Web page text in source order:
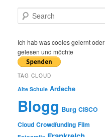
e
r
c
h
Ich hab was cooles gelernt oder
gelesen und möchte
TAG CLOUD
Alte Schule Ardeche
Blogg Burg CISCO
Cloud Crowdfunding Film